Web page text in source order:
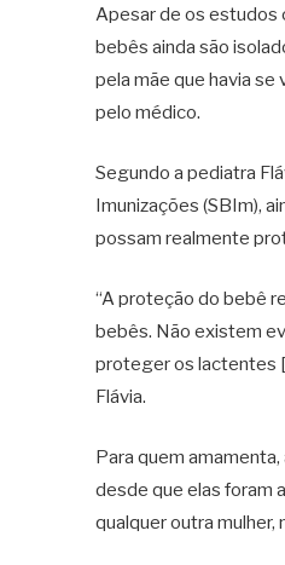
Apesar de os estudos
bebês ainda são
pela mãe que havia
pelo médico.
Segundo a pediatra
Imunizações (SBIm),
possam realmente
“A proteção do bebê
bebês. Não existem
proteger os lactentes
Flávia.
Para quem
desde que elas foram
qualquer outra